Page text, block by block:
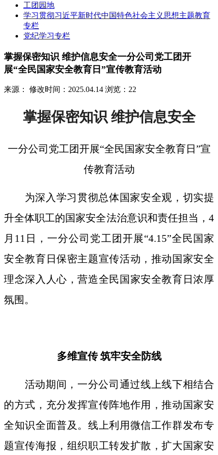
工团园地
学习贯彻习近平新时代中国特色社会主义思想主题教育
专栏
党纪学习专栏
掌握保密知识 维护信息安全一分公司党工团开
展“全民国家安全教育日”宣传教育活动
来源： 修改时间：2025.04.14 浏览：22
掌握保密知识 维护信息安全
一分公司党工团开展“全民国家安全教育日”宣
传教育活动
为深入学习贯彻总体国家安全观，切实提
升全体职工的国家安全法治意识和责任担当， 4
月11日，一分公司党工团开展“4.15”全民国家
安全教育日保密主题宣传活动，推动国家安全
理念深入人心，营造全民国家安全教育日浓厚
氛围。
多维宣传筑牢安全防线
活动期间， 一分公司通过线上线下相结合
的方式， 充分发挥宣传阵地作用，推动国家安
全知识全面普及。线上利用微信工作群发布专
题宣传海报，组织职工转发扩散，扩大国家安